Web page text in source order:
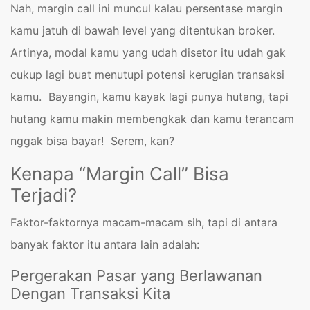
Nah, margin call ini muncul kalau persentase margin
kamu jatuh di bawah level yang ditentukan broker.
Artinya, modal kamu yang udah disetor itu udah gak
cukup lagi buat menutupi potensi kerugian transaksi
kamu. Bayangin, kamu kayak lagi punya hutang, tapi
hutang kamu makin membengkak dan kamu terancam
nggak bisa bayar! Serem, kan?
Kenapa “Margin Call” Bisa
Terjadi?
Faktor-faktornya macam-macam sih, tapi di antara
banyak faktor itu antara lain adalah:
Pergerakan Pasar yang Berlawanan
Dengan Transaksi Kita